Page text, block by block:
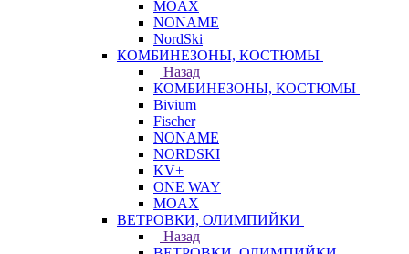
MOAX
NONAME
NordSki
КОМБИНЕЗОНЫ, КОСТЮМЫ
Назад
КОМБИНЕЗОНЫ, КОСТЮМЫ
Bivium
Fischer
NONAME
NORDSKI
KV+
ONE WAY
MOAX
ВЕТРОВКИ, ОЛИМПИЙКИ
Назад